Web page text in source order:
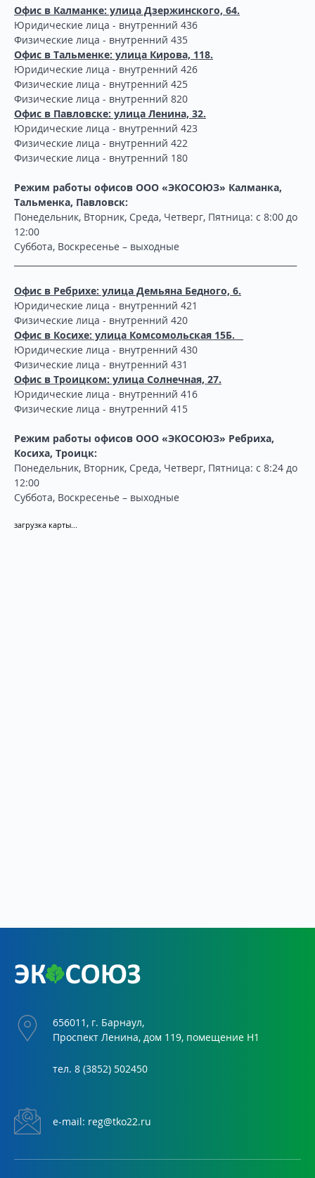
Офис в Калманке: улица Дзержинского, 64.
Юридические лица - внутренний 436
Физические лица - внутренний 435
Офис в Тальменке: улица Кирова, 118.
Юридические лица - внутренний 426
Физические лица - внутренний 425
Физические лица - внутренний 820
Офис в Павловске: улица Ленина, 32.
Юридические лица - внутренний 423
Физические лица - внутренний 422
Физические лица - внутренний 180
Режим работы офисов ООО «ЭКОСОЮЗ» Калманка,
Тальменка, Павловск:
Понедельник, Вторник, Среда, Четверг, Пятница: с 8:00 до
12:00
Суббота, Воскресенье – выходные
Офис в Ребрихе: улица Демьяна Бедного, 6.
Юридические лица - внутренний 421
Физические лица - внутренний 420
Офис в Косихе: улица Комсомольская 15Б.
Юридические лица - внутренний 430
Физические лица - внутренний 431
Офис в Троицком: улица Солнечная, 27.
Юридические лица - внутренний 416
Физические лица - внутренний 415
Режим работы офисов ООО «ЭКОСОЮЗ» Ребриха,
Косиха, Троицк:
Понедельник, Вторник, Среда, Четверг, Пятница: с 8:24 до
12:00
Суббота, Воскресенье – выходные
загрузка карты...
656011, г. Барнаул,
Проспект Ленина, дом 119, помещение Н1
тел. 8 (3852) 502450
е-mail: reg@tko22.ru